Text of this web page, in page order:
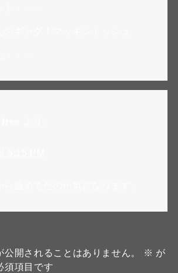
公開されることはありません。 ※ が
須項目です